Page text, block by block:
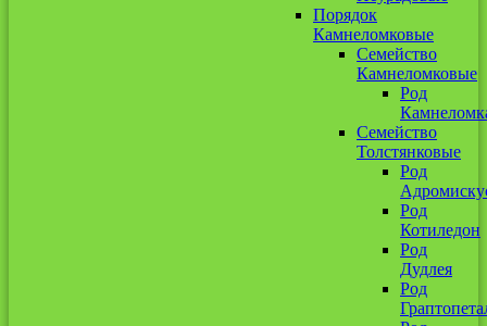
Порядок
Камнеломковые
Семейство
Камнеломковые
Род
Семейство
Толстянковые
Род
Род
Котиледон
Род
Дудлея
Род